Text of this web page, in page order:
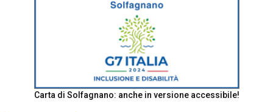
Carta di Solfagnano: anche in versione accessibile!